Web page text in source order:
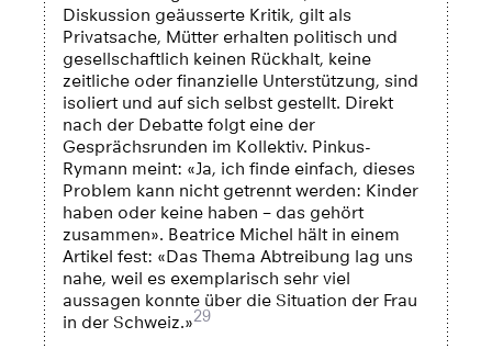
Diskussion geäusserte Kritik, gilt als
Privatsache, Mütter erhalten politisch und
gesellschaftlich keinen Rückhalt, keine
zeitliche oder finanzielle Unterstützung, sind
isoliert und auf sich selbst gestellt. Direkt
nach der Debatte folgt eine der
Gesprächsrunden im Kollektiv. Pinkus-
Rymann meint: «Ja, ich finde einfach, dieses
Problem kann nicht getrennt werden: Kinder
haben oder keine haben – das gehört
zusammen». Beatrice Michel hält in einem
Artikel fest: «Das Thema Abtreibung lag uns
nahe, weil es exemplarisch sehr viel
aussagen konnte über die Situation der Frau
in der Schweiz.»29